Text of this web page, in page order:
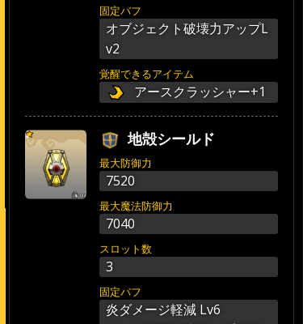
固定バフ
オブジェクト破壊力アップL
v2
覚醒できるアイテム
アースクラッシャー+1
地殻シールド
最大防御力
7520
最大魔法防御力
7040
スロット数
3
固定バフ
炎ダメージ軽減 Lv6